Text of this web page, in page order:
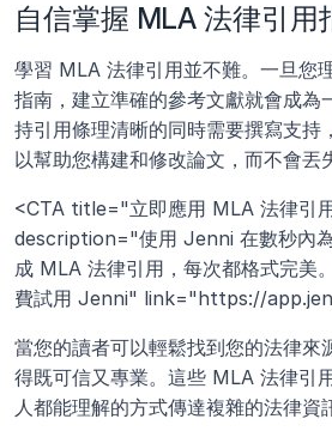
自信掌握 MLA 法律引用
學習 MLA 法律引用並不難。一旦您
指南，建立準確的參考文獻就會成為
持引用條理清晰的同時需要撰寫支持，
以幫助您構建和修改論文，而不會丟
<CTA title="立即應用 MLA 法律引
description="使用 Jenni 在數秒內
成 MLA 法律引用，每次都格式完
費試用 Jenni" link="https://
當您的讀者可以輕鬆找到您的法律來
得既可信又專業。這些 MLA 法律引
人都能理解的方式傳達複雜的法律資